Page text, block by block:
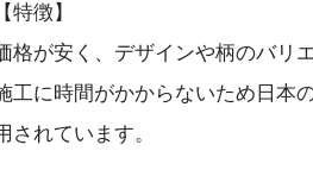
【特徴】
格が安く、デザインや柄のバリ
工に時間がかからないため日本
されています。